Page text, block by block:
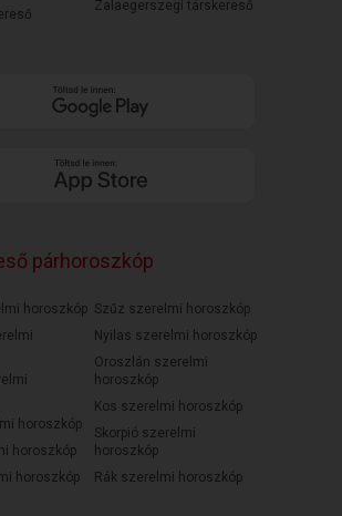
Zalaegerszegi társkereső
párhoroszkóp
horoszkóp
horoszkóp
horoszkóp
horoszkóp
Szűz szerelmi horoszkóp
Nyilas szerelmi horoszkóp
Oroszlán szerelmi
horoszkóp
Kos szerelmi horoszkóp
Skorpió szerelmi
horoszkóp
Rák szerelmi horoszkóp